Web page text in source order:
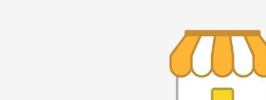
八尾